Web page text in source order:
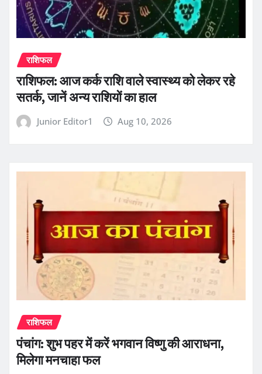
राशिफल
राशिफल: आज कर्क राशि वाले स्वास्थ्य को लेकर रहे
सतर्क, जानें अन्य राशियों का हाल
Junior Editor1 Aug 10, 2026
राशिफल
पंचांग: शुभ पहर में करें भगवान विष्णु की आराधना,
मिलेगा मनचाहा फल